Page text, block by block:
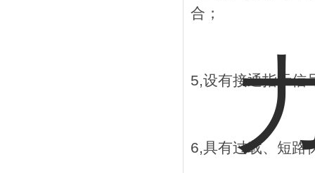
合；
5,设有接通指示信
6,具有过载、短路